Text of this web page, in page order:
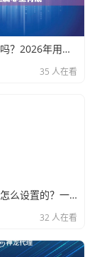
代理ip安全吗？2026年用之前先看看这篇心里有底
35 人在看
手机代理ip怎么设置的？一分钟搞定不废话
32 人在看